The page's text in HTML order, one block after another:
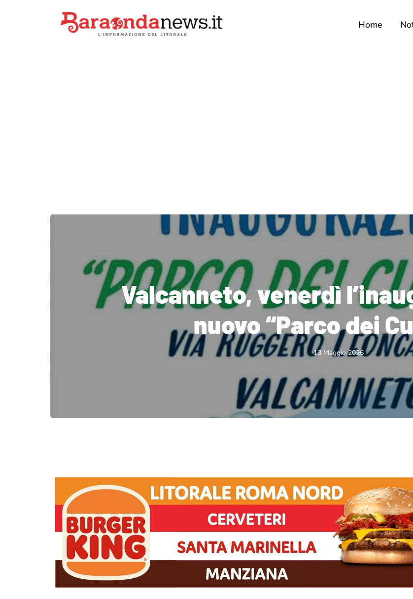
Home
Valcanneto, venerdì
nuovo “Parco dei
13 Maggio 2026